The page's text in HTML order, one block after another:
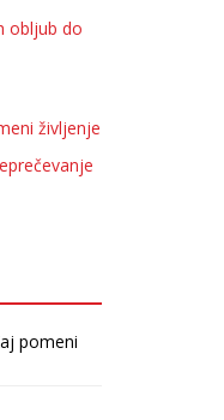
obljub do
življenje
pomeni